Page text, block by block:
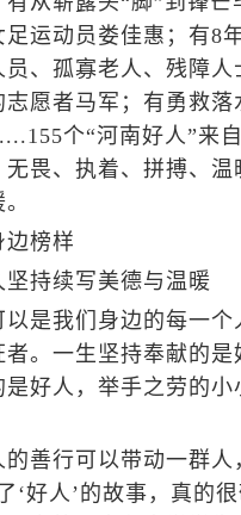
足运动员娄佳惠；有8
员、孤寡老人、残障
志愿者马军；有勇救落
个“河南好人”来
无畏、执着、拼搏、
榜样
持续写美德与温暖
我们身边的每一个
者。一生坚持奉献的是
是好人，举手之劳的小
行可以带动一群人
‘好人’的故事，真的